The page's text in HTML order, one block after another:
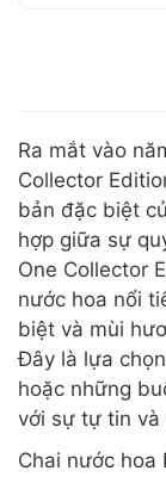
Ra mắt vào
Collector
bản đặc biệt
hợp giữa sự
One Collector
nước hoa nổi
biệt và mùi
Đây là lựa
hoặc những
với sự tự tin và
Chai nước hoa